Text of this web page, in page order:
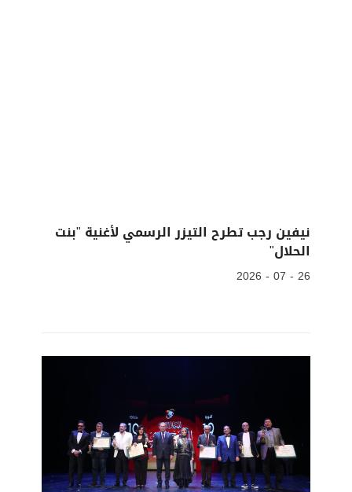
نيفين رجب تطرح التيزر الرسمي لأغنية "بنت
الحلال"
26 - 07 - 2026